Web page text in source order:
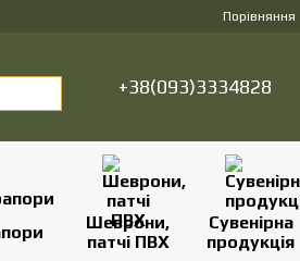
Порівняння
+38(093)3334828
Шеврони,
патчі ПВХ
Сувенірна
продукція